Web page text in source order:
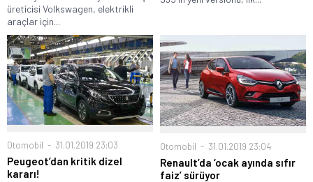
üreticisi Volkswagen, elektrikli
araçlar için...
Otomobil 31.01.2019 23:03
Peugeot’dan kritik dizel
kararı!
Otomobil 31.01.2019 23:04
Renault’da ‘ocak ayında sıfır
faiz’ sürüyor